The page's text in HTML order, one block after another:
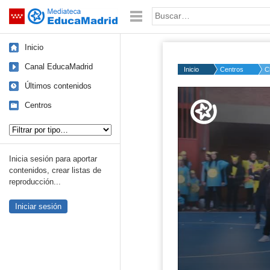
Saltar navegación Palabra o frase:
Inicio
Canal EducaMadrid
Últimos contenidos
Centros
Inicia sesión para aportar
contenidos, crear listas de
reproducción...
Iniciar sesión
Inicio Centros
Volume
50%